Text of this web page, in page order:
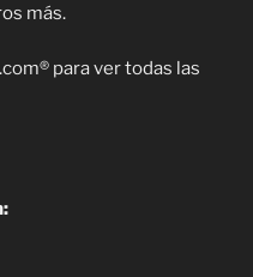
más.
para ver todas las